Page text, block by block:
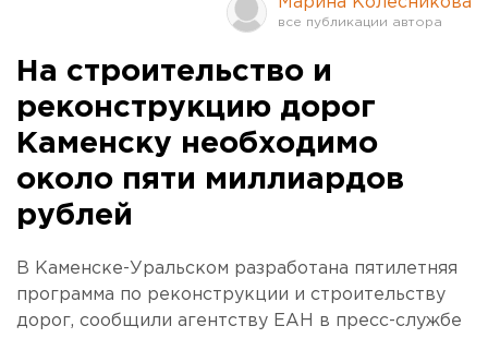
Оренбург
На строительство и
реконструкцию дорог
Каменску необходимо
около пяти миллиардов
рублей
В Каменске-Уральском разработана пятилетняя
программа по реконструкции и строительству
дорог, сообщили агентству ЕАН в пресс-службе